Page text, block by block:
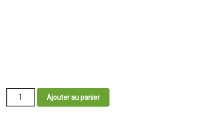
quantité
Ajouter au panier